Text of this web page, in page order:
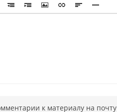
к материалу на почту